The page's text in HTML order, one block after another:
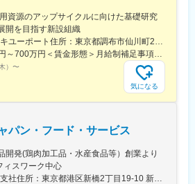
原料としても期待できます。
リットを持つプライム上場企業
し、現在プライム市場に上場していますが、
トを忘れることなく、各個人のスキル・経験
ャレンジングな環境です。
定める業務
資源のアップサイクルに向けた基礎研究
開を目指す新設組織
＜勤務地詳細＞仙川キユーポート住所：東京都調布市仙川町2-5-7 勤務地最寄駅：京王電鉄京王線／仙川駅受動喫煙対策：敷地内全面禁煙変更の範囲：会社の定める事業所（リモートワーク含む）
＜予定年収＞480万円～700万円＜賃金形態＞月給制補足事項なし＜賃金内訳＞月額（基本給）：250,000円～370,000円その他固定手当/月：30,000円＜月給＞280,000円～400,000円＜昇給有無＞有＜残業手当＞有＜給与補足＞■将来的なモデル年収：課長：860万円～960万円次長～部長：1,000万円～1,200万円※役職付でのオファーは想定していないため、あくまでも将来的なモデル年収となります。賃金はあくまでも目安の金額であり、選考を通じて上下する可能性があります。月給(月額)は固定手当を含めた表記です。
） 〜
気になる
パン・フード・サービス
開発(鶏肉加工品・水産食品等）創業より
ィスワーク中心
＜勤務地詳細＞東京支社住所：東京都港区新橋2丁目19-10 新橋マリンビル6F受動喫煙対策：屋内全面禁煙変更の範囲：会社の定める事業所